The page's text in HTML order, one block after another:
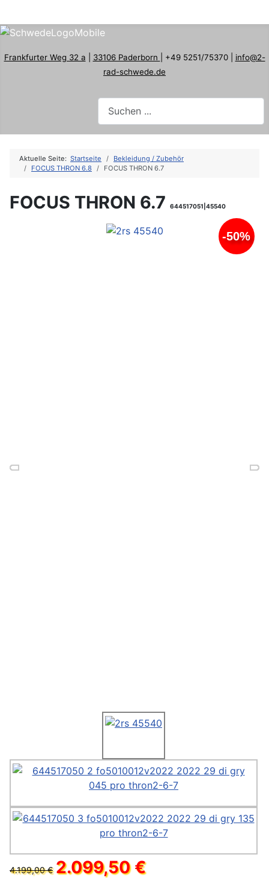
Frankfurter Weg 32 a 33106 Paderborn | +49 5251/75370 | info@2-
rad-schwede.de
Aktuelle Seite: Startseite
Bekleidung / Zubehör
FOCUS THRON 6.8
FOCUS THRON 6.7
FOCUS THRON 6.7 644517051|45540
-50%
4.199,00 € 2.099,50 €